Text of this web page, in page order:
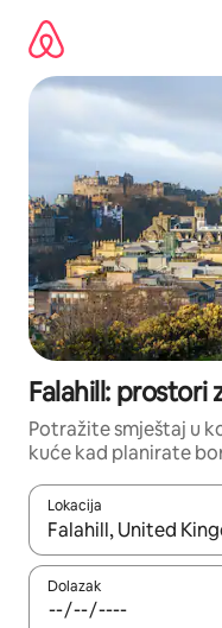
sadržaj
Falahill: prostori
Potražite smještaj u
kuće kad planirate
Lokacija
Kada budu dostupni
Dolazak